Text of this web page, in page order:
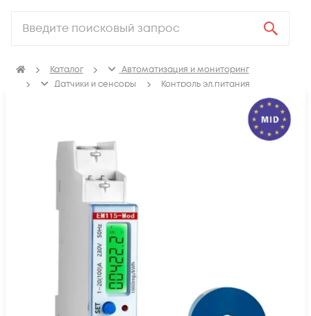
Каталог
Автоматизация и мониторинг
Датчики и сенсоры
Контроль эл.питания